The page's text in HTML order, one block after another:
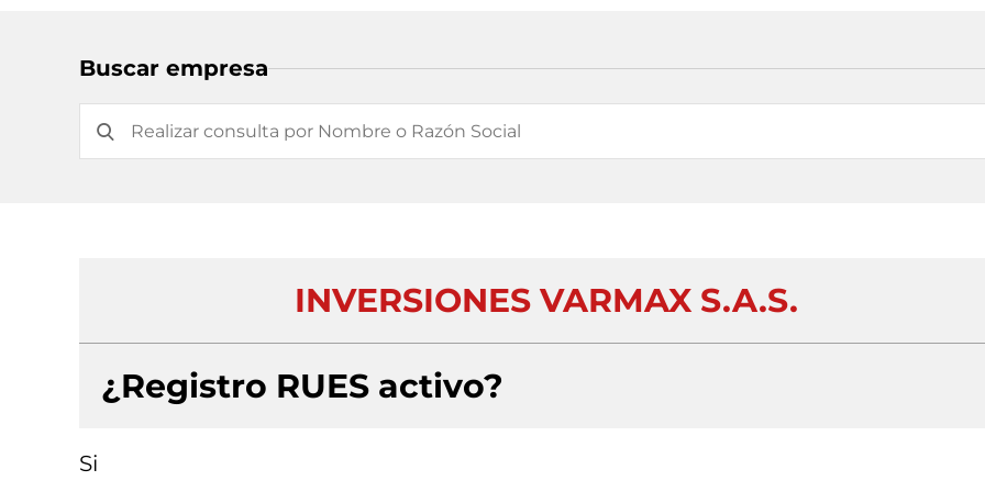
Buscar empresa
INVERSIONES VARMAX S.A.S.
¿Registro RUES activo?
Si